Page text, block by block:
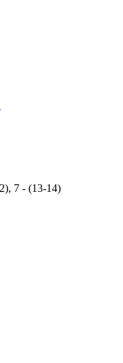
7 - (13-14)